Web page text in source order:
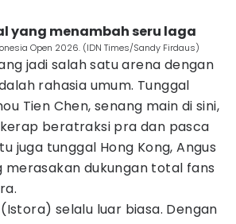
yang menambah seru laga
Open 2026. (IDN Times/Sandy Firdaus)
jadi salah satu arena dengan
rahasia umum. Tunggal
Tien Chen, senang main di sini,
beratraksi pra dan pasca
juga tunggal Hong Kong, Angus
merasakan dukungan total fans
selalu luar biasa. Dengan